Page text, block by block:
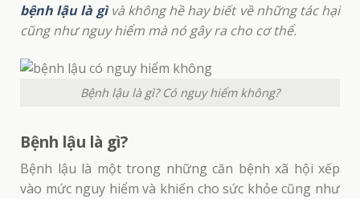
bệnh lậu là gìvà không hề hay biết về những tác hại
cũng như nguy hiểm mà nó gây ra cho cơ thể.
Bệnh lậu là gì? Có nguy hiểm không?
Bệnh lậu là gì?
Bệnh lậu là một trong những căn bệnh xã hội xếp
vào mức nguy hiểm và khiến cho sức khỏe cũng như